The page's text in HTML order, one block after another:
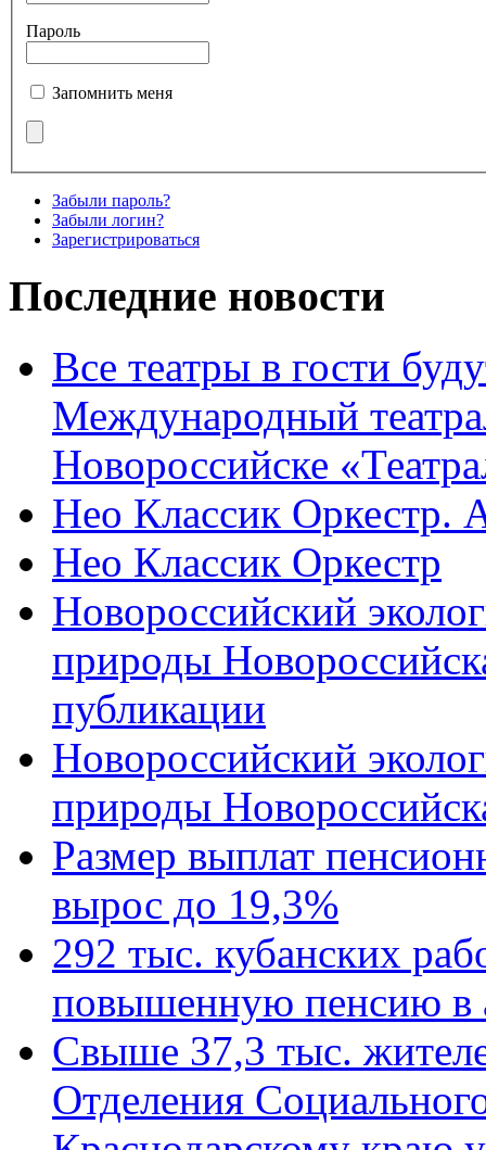
Пароль
Запомнить меня
Забыли пароль?
Забыли логин?
Зарегистрироваться
Последние новости
Все театры в гости
Международный
Новороссийске
Нео Классик Оркестр.
Нео Классик Оркестр
Новороссийский
природы
публикации
Новороссийский
природы
Размер выплат
вырос до 19,3%
292 тыс. кубанских
повышенную пенсию в
Свыше 37,3 тыс.
Отделения